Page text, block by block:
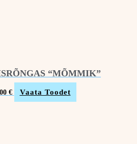
“MÕMMIK”
€ Vaata Toodet